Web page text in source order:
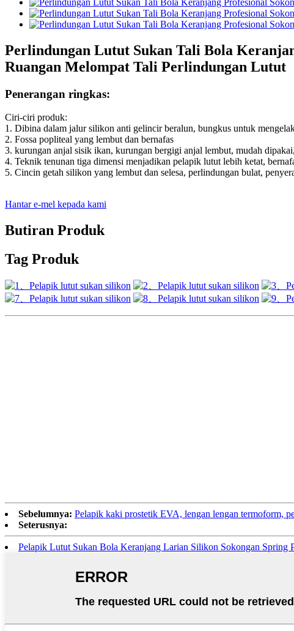
Perlindungan Lutut Sukan Tali Bola
Ruangan Melompat Tali Perlindungan Lutut
Penerangan ringkas:
Ciri-ciri produk:
1. Dibina dalam jalur silikon anti gelincir beralun, bungkus untuk
2. Fossa popliteal yang lembut dan bernafas
3. kurungan anjal sisik ikan, kurungan bergigi anjal lembut, mudah
4. Teknik tenunan tiga dimensi menjadikan pelapik lutut lebih ketat,
5. Cincin getah silikon yang lembut dan selesa, perlindungan bulat,
Hantar e-mel kepada kami
Butiran Produk
Tag Produk
Sebelumnya: Pelapik kaki prostetik EVA, lengan lengan termoform,
Seterusnya:
Pelapik Lutut Sukan Bola Keranjang Larian Silikon Sokongan Spring